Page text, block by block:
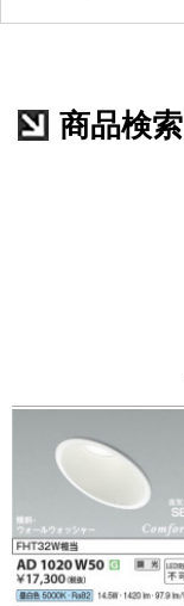
商品検索